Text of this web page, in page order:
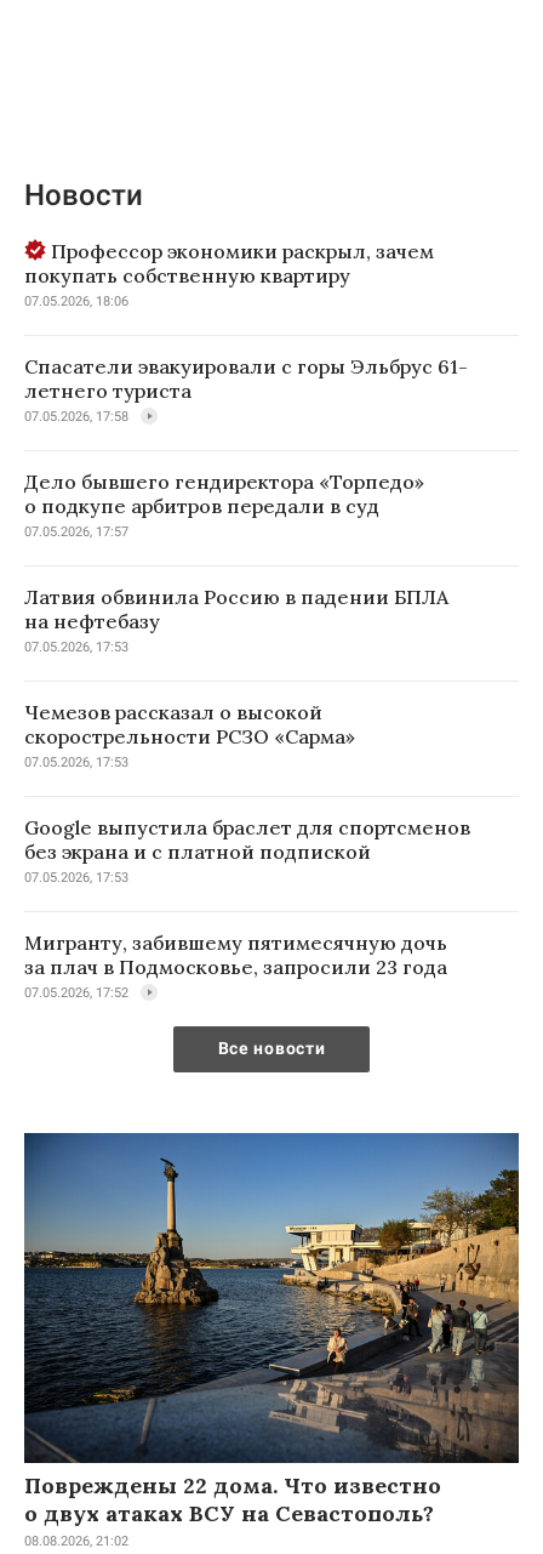
Новости
Профессор экономики раскрыл, зачем
покупать собственную квартиру
07.05.2026, 18:06
Спасатели эвакуировали с горы Эльбрус 61-
летнего туриста
07.05.2026, 17:58
Дело бывшего гендиректора «Торпедо»
о подкупе арбитров передали в суд
07.05.2026, 17:57
Латвия обвинила Россию в падении БПЛА
на нефтебазу
07.05.2026, 17:53
Чемезов рассказал о высокой
скорострельности РСЗО «Сарма»
07.05.2026, 17:53
Google выпустила браслет для спортсменов
без экрана и с платной подпиской
07.05.2026, 17:53
Мигранту, забившему пятимесячную дочь
за плач в Подмосковье, запросили 23 года
07.05.2026, 17:52
Все новости
Повреждены 22 дома. Что известно
о двух атаках ВСУ на Севастополь?
08.08.2026, 21:02